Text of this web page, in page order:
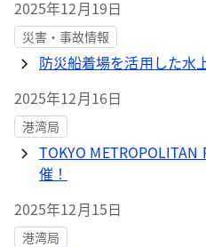
2025年12月19日
災害・事故情報
防災船着場を活用した水
2025年12月16日
港湾局
TOKYO
催！
2025年12月15日
港湾局